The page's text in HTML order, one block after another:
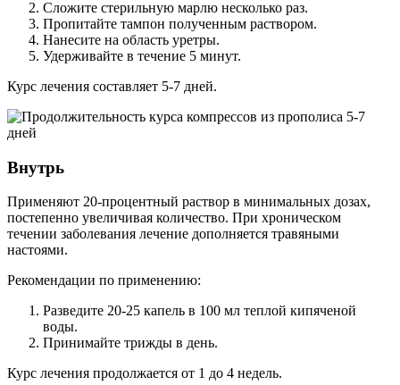
Сложите стерильную марлю несколько раз.
Пропитайте тампон полученным раствором.
Нанесите на область уретры.
Удерживайте в течение 5 минут.
Курс лечения составляет 5-7 дней.
Внутрь
Применяют 20-процентный раствор в минимальных дозах,
постепенно увеличивая количество. При хроническом
течении заболевания лечение дополняется травяными
настоями.
Рекомендации по применению:
Разведите 20-25 капель в 100 мл теплой кипяченой
воды.
Принимайте трижды в день.
Курс лечения продолжается от 1 до 4 недель.